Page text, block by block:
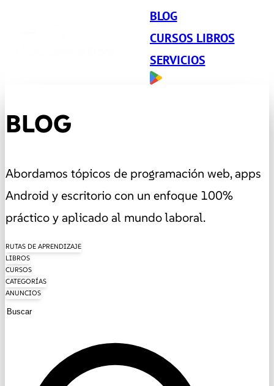
BLOG
CURSOS LIBROS
SERVICIOS
BLOG
Abordamos tópicos de programación web, apps
Android y escritorio con un enfoque 100%
práctico y aplicado al mundo laboral.
RUTAS DE APRENDIZAJE
LIBROS
CURSOS
CATEGORÍAS
ANUNCIOS